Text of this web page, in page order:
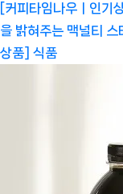
[커피타임나우ㅣ인기
을 밝혀주는 맥널티
상품] 식품